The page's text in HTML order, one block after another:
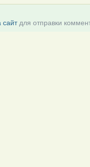
сайтдля отправки